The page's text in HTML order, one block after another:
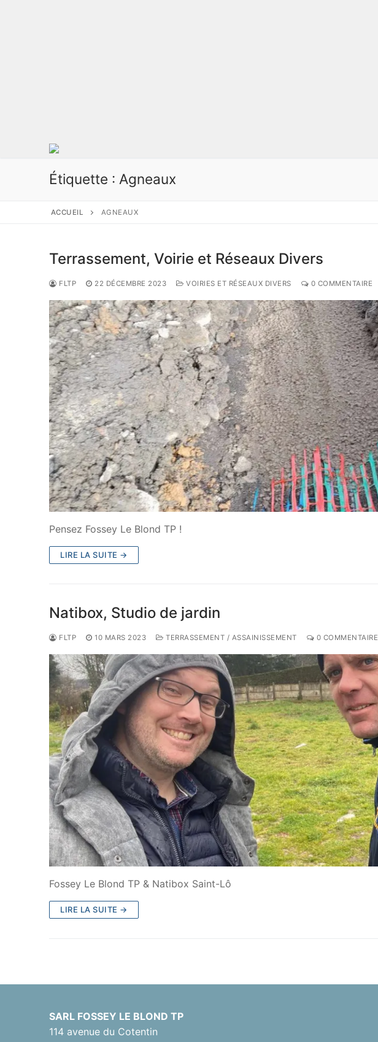
Étiquette : Agneaux
ACCUEIL AGNEAUX
Terrassement, Voirie et Réseaux Divers
FLTP 22 DÉCEMBRE 2023 VOIRIES ET RÉSEAUX DIVERS 0 COMMENTAIRE
Pensez Fossey Le Blond TP !
LIRE LA SUITE →
Natibox, Studio de jardin
FLTP 10 MARS 2023 TERRASSEMENT / ASSAINISSEMENT 0 COMMENTAIRE
Fossey Le Blond TP & Natibox Saint-Lô
LIRE LA SUITE →
SARL FOSSEY LE BLOND TP
114 avenue du Cotentin